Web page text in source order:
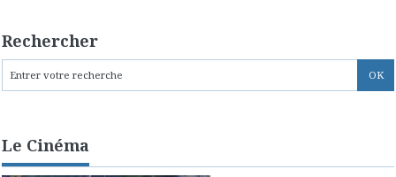
Rechercher
Le Cinéma